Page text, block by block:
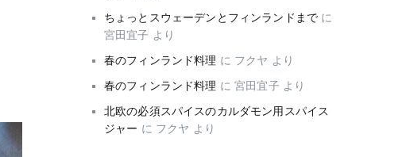
ちょっとスウェーデンとフィンランドまで に
宮田宜子 より
春のフィンランド料理 に フクヤ より
春のフィンランド料理 に宮田宜子 より
北欧の必須スパイスのカルダモン用スパイス
ジャー に フクヤ より